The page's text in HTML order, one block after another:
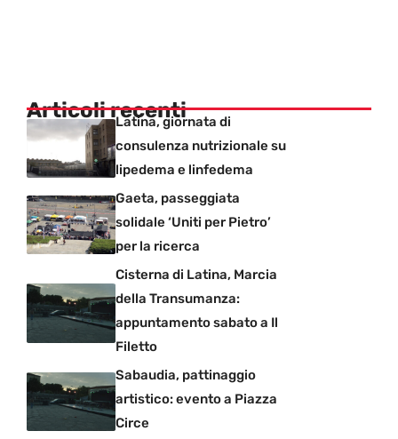
Articoli recenti
Latina, giornata di
consulenza nutrizionale su
lipedema e linfedema
Gaeta, passeggiata
solidale ‘Uniti per Pietro’
per la ricerca
Cisterna di Latina, Marcia
della Transumanza:
appuntamento sabato a Il
Filetto
Sabaudia, pattinaggio
artistico: evento a Piazza
Circe